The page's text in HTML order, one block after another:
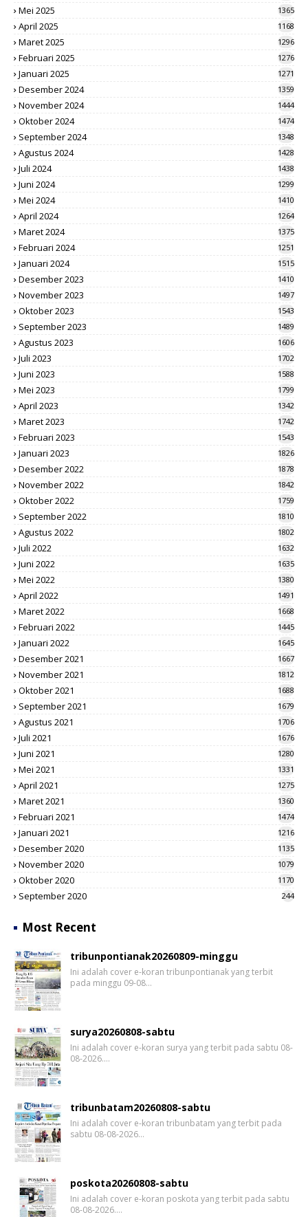
Mei 2025
1365
April 2025 1168
Maret 2025 1296
Februari 2025 1276
Januari 2025 1271
Desember 2024 1359
November 2024 1444
Oktober 2024 1474
September 2024 1348
Agustus 2024 1428
Juli 2024 1438
Juni 2024 1299
Mei 2024 1410
April 2024 1264
Maret 2024 1375
Februari 2024 1251
Januari 2024 1515
Desember 2023 1410
November 2023 1497
Oktober 2023 1543
September 2023 1489
Agustus 2023 1606
Juli 2023 1702
Juni 2023 1588
Mei 2023 1799
April 2023 1342
Maret 2023 1742
Februari 2023 1543
Januari 2023 1826
Desember 2022 1878
November 2022 1842
Oktober 2022 1759
September 2022 1810
Agustus 2022 1802
Juli 2022 1632
Juni 2022 1635
Mei 2022 1380
April 2022 1491
Maret 2022 1668
Februari 2022 1445
Januari 2022 1645
Desember 2021 1667
November 2021 1812
Oktober 2021 1688
September 2021 1679
Agustus 2021 1706
Juli 2021 1676
Juni 2021 1280
Mei 2021 1331
April 2021 1275
Maret 2021 1360
Februari 2021 1474
Januari 2021 1216
Desember 2020 1135
November 2020 1079
Oktober 2020 1170
September 2020 244
Most Recent
tribunpontianak20260809-minggu
Ini adalah cover e-koran tribunpontianak yang terbit
pada minggu 09-08…
surya20260808-sabtu
Ini adalah cover e-koran surya yang terbit pada sabtu 08-
08-2026.…
tribunbatam20260808-sabtu
Ini adalah cover e-koran tribunbatam yang terbit pada
sabtu 08-08-2026…
poskota20260808-sabtu
Ini adalah cover e-koran poskota yang terbit pada sabtu
08-08-2026.…